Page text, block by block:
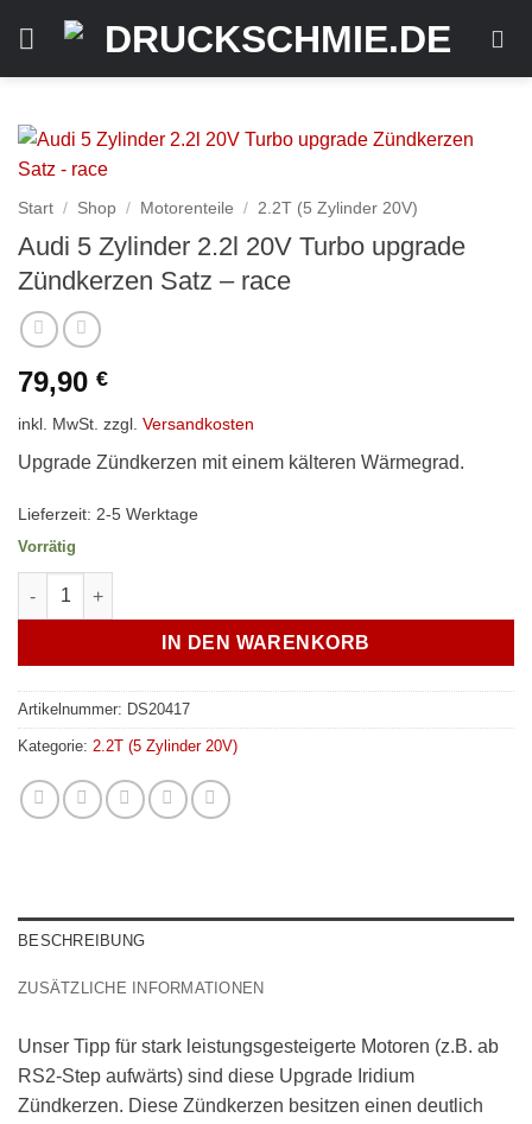
Inhalt
springen
Start / Shop / Motorenteile / 2.2T (5 Zylinder 20V)
Audi 5 Zylinder 2.2l 20V Turbo upgrade
Zündkerzen Satz – race
79,90 €
inkl. MwSt. zzgl. Versandkosten
Upgrade Zündkerzen mit einem kälteren Wärmegrad.
Lieferzeit: 2-5 Werktage
Vorrätig
Audi 5 Zylinder 2.2l 20V Turbo upgrade Zündkerzen Satz - race
IN DEN WARENKORB
Artikelnummer: DS20417
Kategorie: 2.2T (5 Zylinder 20V)
BESCHREIBUNG
ZUSÄTZLICHE INFORMATIONEN
Unser Tipp für stark leistungsgesteigerte Motoren (z.B. ab
RS2-Step aufwärts) sind diese Upgrade Iridium
Zündkerzen. Diese Zündkerzen besitzen einen deutlich